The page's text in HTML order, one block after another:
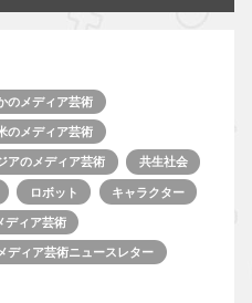
のメディア芸術
のメディア芸術
アのメディア芸術 共生社会
ロボット キャラクター
ディア芸術
メディア芸術ニュースレター